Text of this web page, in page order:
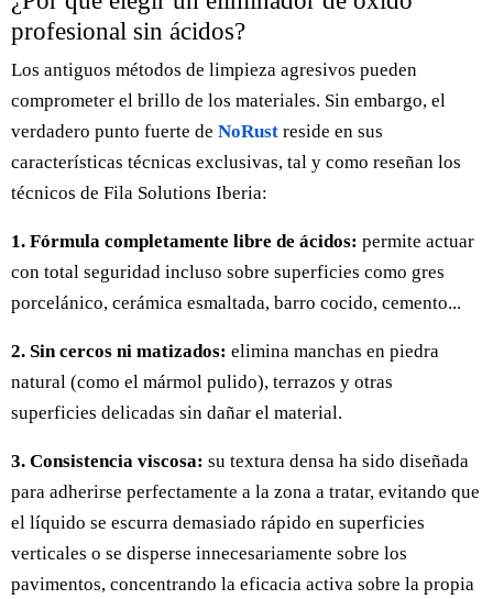
profesional sin ácidos?
Los antiguos métodos de limpieza agresivos pueden
comprometer el brillo de los materiales. Sin embargo, el
verdadero punto fuerte de NoRust reside en sus
características técnicas exclusivas, tal y como reseñan los
técnicos de Fila Solutions Iberia:
1. Fórmula completamente libre de ácidos: permite actuar
con total seguridad incluso sobre superficies como gres
porcelánico, cerámica esmaltada, barro cocido, cemento...
2. Sin cercos ni matizados: elimina manchas en piedra
natural (como el mármol pulido), terrazos y otras
superficies delicadas sin dañar el material.
3. Consistencia viscosa: su textura densa ha sido diseñada
para adherirse perfectamente a la zona a tratar, evitando que
el líquido se escurra demasiado rápido en superficies
verticales o se disperse innecesariamente sobre los
pavimentos, concentrando la eficacia activa sobre la propia